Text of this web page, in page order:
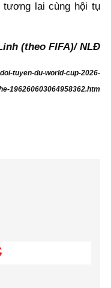
lai cùng hội tụ
(theo FIFA)/ NLĐ
tuyen-du-world-cup-2026-
196260603064958362.htm